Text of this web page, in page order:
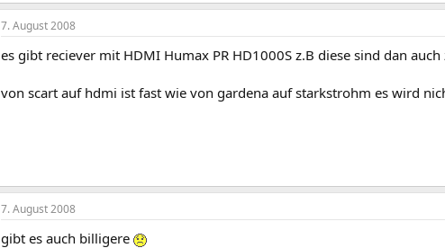
7. August 2008
es gibt reciever mit HDMI Humax PR HD1000S z.B diese sind dan
von scart auf hdmi ist fast wie von gardena auf starkstrohm es wird
7. August 2008
gibt es auch billigere